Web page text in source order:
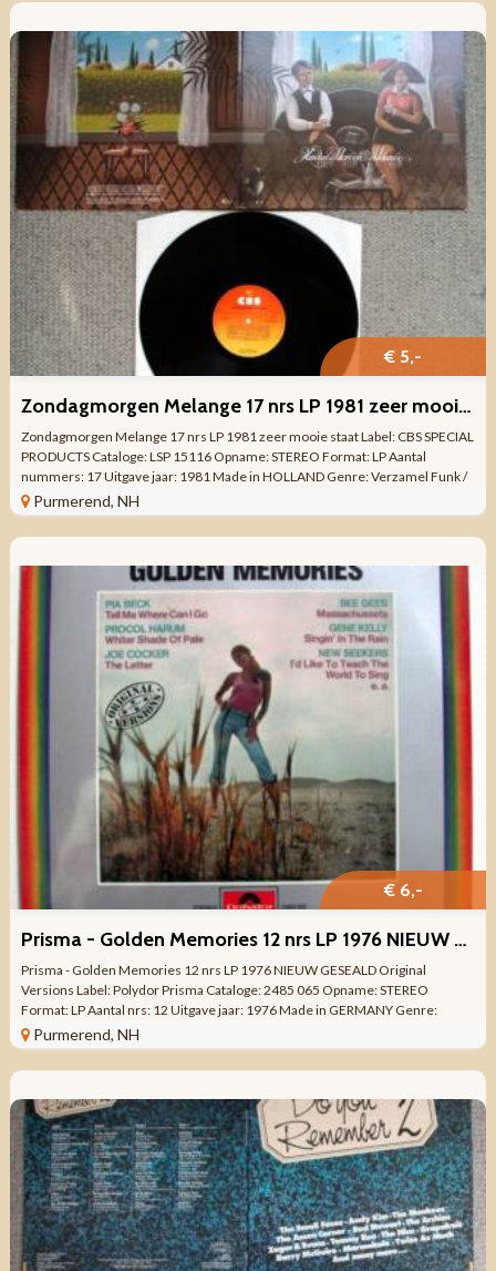
€ 5,-
Zondagmorgen Melange 17 nrs LP 1981 zeer mooie staat
Zondagmorgen Melange 17 nrs LP 1981 zeer mooie staat Label: CBS SPECIAL
PRODUCTS Cataloge: LSP 15116 Opname: STEREO Format: LP Aantal
nummers: 17 Uitgave jaar: 1981 Made in HOLLAND Genre: Verzamel Funk /
Soul, Pop, Folk, World, ...
Purmerend, NH
€ 6,-
Prisma - Golden Memories 12 nrs LP 1976 NIEUW GESEALD
Prisma - Golden Memories 12 nrs LP 1976 NIEUW GESEALD Original
Versions Label: Polydor Prisma Cataloge: 2485 065 Opname: STEREO
Format: LP Aantal nrs: 12 Uitgave jaar: 1976 Made in GERMANY Genre:
Verzamel Pop, Jazz, Soft Rock, ...
Purmerend, NH